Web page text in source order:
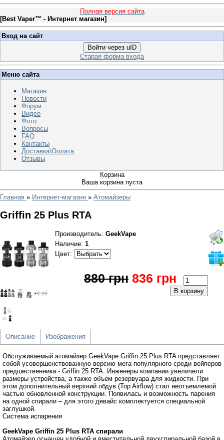
Полная версия сайта
[Best Vaper™ - Интернет магазин]
Вход на сайт
Войти через uID
Старая форма входа
Меню сайта
Магазин
Новости
Форум
Видео
Фото
Вопросы
FAQ
Контакты
Доставка\Оплата
Отзывы
Корзина
Ваша корзина пуста
Главная » Интернет-магазин » Атомайзеры
Griffin 25 Plus RTA
Производитель: GeekVape
Наличие: 1
Цвет:
880 грн 836 грн
Описание Изображения
Обслуживаемый атомайзер GeekVape Griffin 25 Plus RTA представляет
собой усовершенствованную версию мега-популярного среди вейперов
предшественника - Griffin 25 RTA. Инженеры компании увеличели
размеры устройства, а также объем резервуара для жидкости. При
этом дополнительный верхний обдув (Top Airflow) стал неотъемлемой
частью обновленной конструкции. Появилась и возможность парения
на одной спирали – для этого девайс комплектуется специальной
заглушкой.
Система испарения
GeekVape Griffin 25 Plus RTA спирали